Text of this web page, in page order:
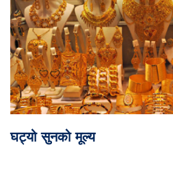
घट्यो सुनको मूल्य